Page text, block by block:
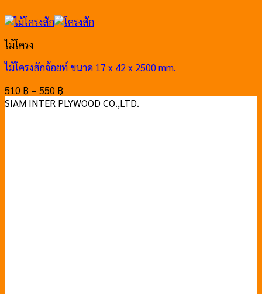
ไม้โครง
ไม้โครงสักจ้อยท์ ขนาด 17 x 42 x 2500 mm.
510 ฿ – 550 ฿
SIAM INTER PLYWOOD CO.,LTD.